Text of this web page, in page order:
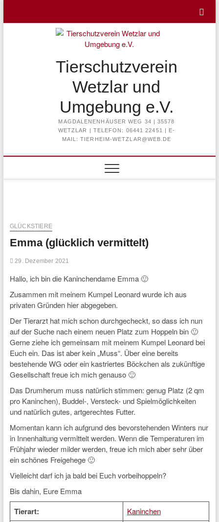
content
Tierschutzverein
Wetzlar und
Umgebung e.V.
MAGDALENENHÄUSER WEG 34 | 35578
WETZLAR | TELEFON: 06441 22451 | E-
MAIL: TIERHEIM-WETZLAR@WEB.DE
GLÜCKSTIERE
Emma (glücklich vermittelt)
29. Dezember 2021
Hallo, ich bin die Kaninchendame Emma 🙂
Zusammen mit meinem Kumpel Leonard wurde ich aus
privaten Gründen hier abgegeben.
Der Tierarzt hat mich schon durchgecheckt, so dass ich nun
auf der Suche nach einem neuen Platz zum Hoppeln bin 🙂
Gerne ziehe ich gemeinsam mit meinem Kumpel Leonard bei
Euch ein. Das ist aber kein „Muss“. Über eine bereits
bestehende WG oder ein kastriertes Böckchen als zukünftige
Gesellschaft freue ich mich genauso 🙂
Das Drumherum muss natürlich stimmen: genug Platz (2 qm
pro Kaninchen), Buddel-, Versteck- und Spielmöglichkeiten
und natürlich gutes, artgerechtes Futter.
Momentan kann ich aufgrund des bevorstehenden Winters nur
in Innenhaltung vermittelt werden. Wenn die Temperaturen im
Frühjahr wieder milder werden, freue ich mich aber sehr über
ein schönes Freigehege 🙂
Vielleicht darf ich ja bald bei Euch vorbeihoppeln?
Bis dahin, Eure Emma
Tierart: Kaninchen